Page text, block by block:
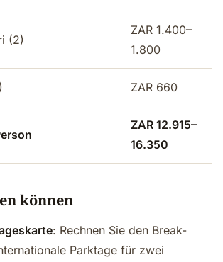
(2)
ZAR 1.400–
1.800
ZAR 660
ZAR 12.915–
16.350
können
: Rechnen Sie den Break-
Parktage für zwei